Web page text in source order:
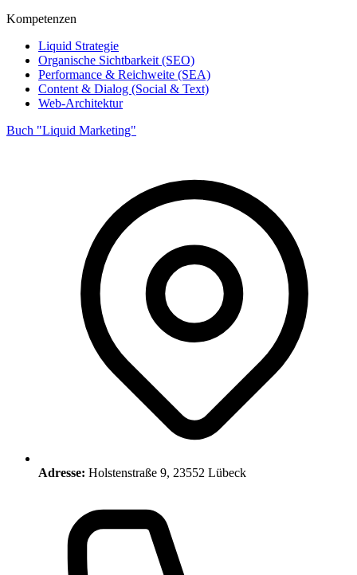
Kompetenzen
Liquid Strategie
Organische Sichtbarkeit (SEO)
Performance & Reichweite (SEA)
Content & Dialog (Social & Text)
Web-Architektur
Buch "Liquid Marketing"
Adresse: Holstenstraße 9, 23552 Lübeck